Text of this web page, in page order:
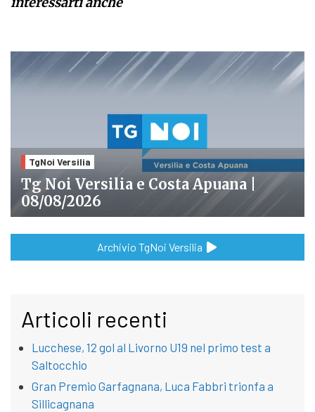
TgNoi Versilia
Tg Noi Versilia e Costa Apuana |
08/08/2026
Archivio TgNoi Versilia
Articoli recenti
Lucchese, 12 gol al Livorno U19 nel primo test a
Saltocchio
Gran Premio Garfagnana, Luca Fabbri trionfa a
Sillicagnana